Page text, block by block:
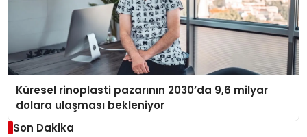
Küresel rinoplasti pazarının 2030’da 9,6 milyar
dolara ulaşması bekleniyor
Son Dakika